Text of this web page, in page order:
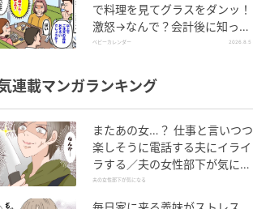
で料理を見てグラスをダンッ！
激怒→なんで？会計後に知った
暗黙のルール
ベビーカレンダー 2026.8.5
連載マンガランキング
またあの女…？ 仕事と言いつつ
楽しそうに電話する夫にイライ
ラする／夫の女性部下が気にな
る（1）【夫婦の危機 まんが】
夫の女性部下が気になる